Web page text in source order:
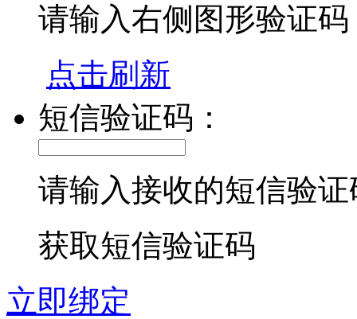
请输入右侧图形验证码
点击刷新
短信验证码：
请输入接收的短信验证
获取短信验证码
立即绑定